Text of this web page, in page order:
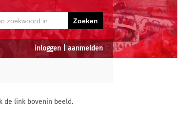
inloggen aanmelden
de link bovenin beeld.